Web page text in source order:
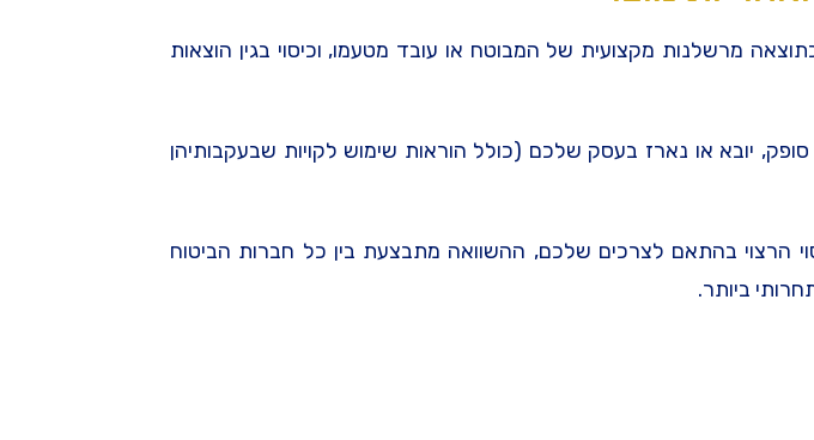
מרשלנות מקצועית של המבוטח או עובד מטעמו, וכיסוי בגין הוצאות
יובא או נארז בעסק שלכם (כולל הוראות שימוש לקויות שבעקבותיהן
הרצוי בהתאם לצרכים שלכם, ההשוואה מתבצעת בין כל חברות הביטוח
ביותר.